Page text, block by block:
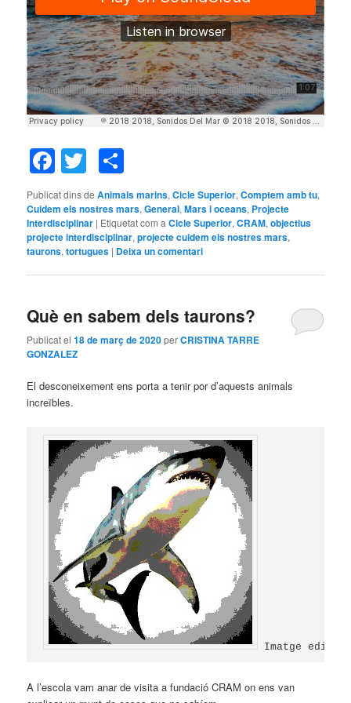
Facebook
Twitter
Publicat dins de Animals marins,Cicle Superior,Comptem amb tu,
Cuidem els nostres mars,General,Mars i oceans, Projecte
Interdisciplinar | Etiquetat com a Cicle Superior,CRAM,objectius
projecte interdisciplinar,projecte cuidem els nostres mars,
taurons,tortugues | Deixa un comentari
Què en sabem dels taurons?
Publicat el18 de març de 2020perCRISTINA TARRE
GONZALEZ
El desconeixement ens porta a tenir por d’aquests animals
increïbles.
Imatge
A l’escola vam anar de visita a fundació CRAM on ens van